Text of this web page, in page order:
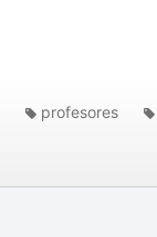
profesores